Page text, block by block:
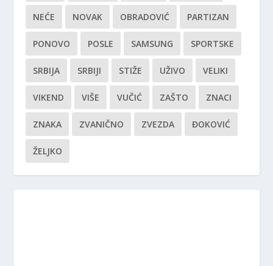
NEĆE NOVAK OBRADOVIĆ PARTIZAN
PONOVO POSLE SAMSUNG SPORTSKE
SRBIJA SRBIJI STIŽE UŽIVO VELIKI
VIKEND VIŠE VUČIĆ ZAŠTO ZNACI
ZNAKA ZVANIČNO ZVEZDA ĐOKOVIĆ
ŽELJKO